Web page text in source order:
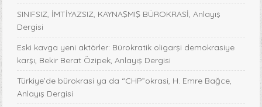
SINIFSIZ, İMTİYAZSIZ, KAYNAŞMIŞ BÜROKRASİ, Anlayış
Dergisi
Eski kavga yeni aktörler: Bürokratik oligarşi demokrasiye
karşı, Bekir Berat Özipek, Anlayış Dergisi
Türkiye’de bürokrasi ya da “CHP”okrasi, H. Emre Bağce,
Anlayış Dergisi